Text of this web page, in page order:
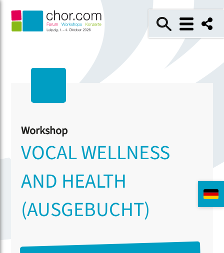
Workshop
VOCAL WELLNESS
AND HEALTH
(AUSGEBUCHT)